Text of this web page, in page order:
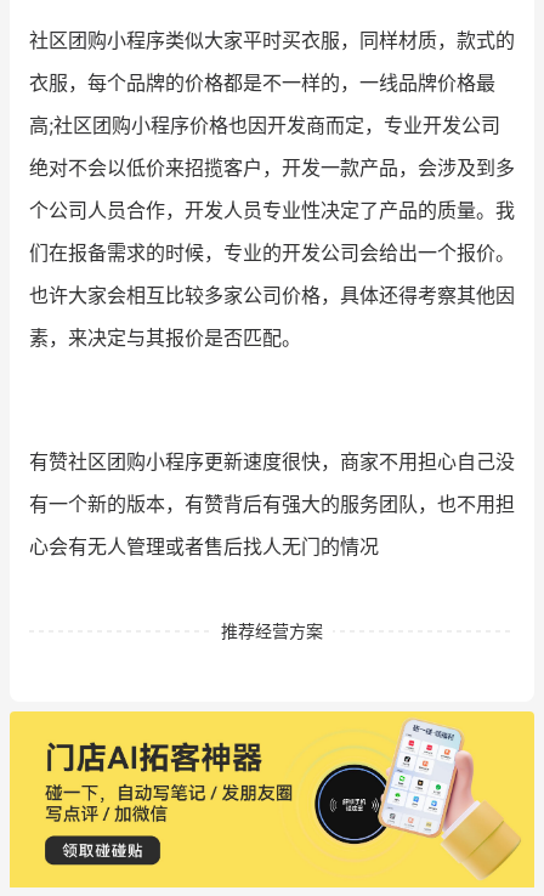
社区团购小程序类似大家平时买衣服，同样材质，款式的
衣服，每个品牌的价格都是不一样的，一线品牌价格最
高;社区团购小程序价格也因开发商而定，专业开发公司
绝对不会以低价来招揽客户，开发一款产品，会涉及到多
个公司人员合作，开发人员专业性决定了产品的质量。我
们在报备需求的时候，专业的开发公司会给出一个报价。
也许大家会相互比较多家公司价格，具体还得考察其他因
素，来决定与其报价是否匹配。
有赞社区团购小程序更新速度很快，商家不用担心自己没
有一个新的版本，有赞背后有强大的服务团队，也不用担
心会有无人管理或者售后找人无门的情况
推荐经营方案